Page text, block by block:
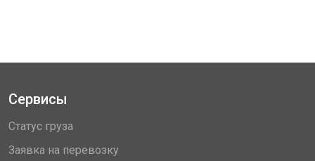
Сервисы
Статус груза
Заявка на перевозку